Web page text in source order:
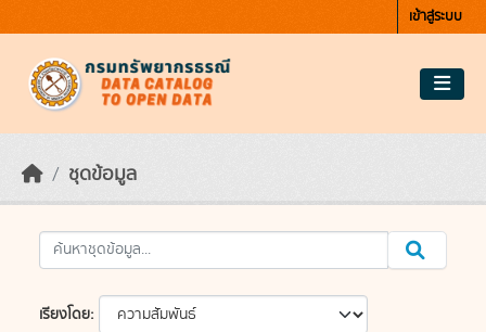
เข้าสู่ระบบ
ชุดข้อมูล
เรียงโดย